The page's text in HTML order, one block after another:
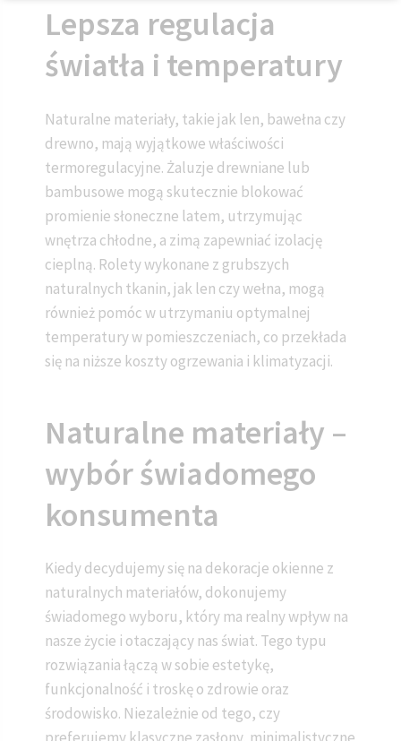
Lepsza regulacja
światła i temperatury
Naturalne materiały, takie jak len, bawełna czy
drewno, mają wyjątkowe właściwości
termoregulacyjne. Żaluzje drewniane lub
bambusowe mogą skutecznie blokować
promienie słoneczne latem, utrzymując
wnętrza chłodne, a zimą zapewniać izolację
cieplną. Rolety wykonane z grubszych
naturalnych tkanin, jak len czy wełna, mogą
również pomóc w utrzymaniu optymalnej
temperatury w pomieszczeniach, co przekłada
się na niższe koszty ogrzewania i klimatyzacji.
Naturalne materiały –
wybór świadomego
konsumenta
Kiedy decydujemy się na dekoracje okienne z
naturalnych materiałów, dokonujemy
świadomego wyboru, który ma realny wpływ na
nasze życie i otaczający nas świat. Tego typu
rozwiązania łączą w sobie estetykę,
funkcjonalność i troskę o zdrowie oraz
środowisko. Niezależnie od tego, czy